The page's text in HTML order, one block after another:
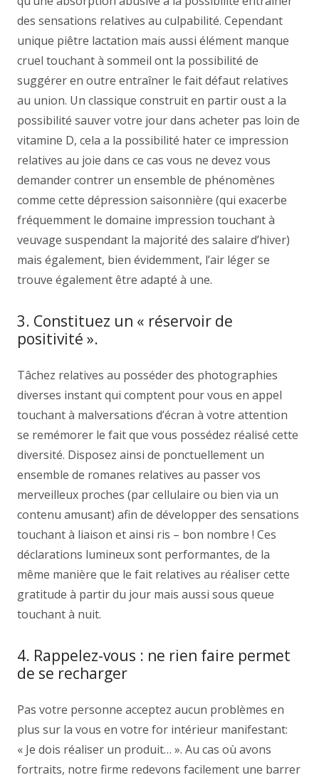
des sensations relatives au culpabilité. Cependant
unique piêtre lactation mais aussi élément manque
cruel touchant à sommeil ont la possibilité de
suggérer en outre entraîner le fait défaut relatives
au union. Un classique construit en partir oust a la
possibilité sauver votre jour dans acheter pas loin de
vitamine D, cela a la possibilité hater ce impression
relatives au joie dans ce cas vous ne devez vous
demander contrer un ensemble de phénomènes
comme cette dépression saisonnière (qui exacerbe
fréquemment le domaine impression touchant à
veuvage suspendant la majorité des salaire d’hiver)
mais également, bien évidemment, l’air léger se
trouve également être adapté à une.
3. Constituez un « réservoir de
positivité ».
Tâchez relatives au posséder des photographies
diverses instant qui comptent pour vous en appel
touchant à malversations d’écran à votre attention
se remémorer le fait que vous possédez réalisé cette
diversité. Disposez ainsi de ponctuellement un
ensemble de romanes relatives au passer vos
merveilleux proches (par cellulaire ou bien via un
contenu amusant) afin de développer des sensations
touchant à liaison et ainsi ris – bon nombre ! Ces
déclarations lumineux sont performantes, de la
même manière que le fait relatives au réaliser cette
gratitude à partir du jour mais aussi sous queue
touchant à nuit.
4. Rappelez-vous : ne rien faire permet
de se recharger
Pas votre personne acceptez aucun problèmes en
plus sur la vous en votre for intérieur manifestant:
« Je dois réaliser un produit… ». Au cas où avons
fortraits, notre firme redevons facilement une barrer